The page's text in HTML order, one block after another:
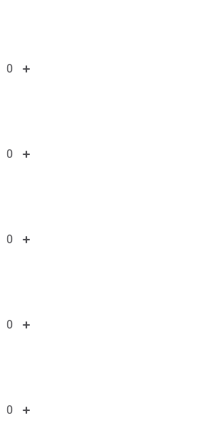
0
0
0
0
0